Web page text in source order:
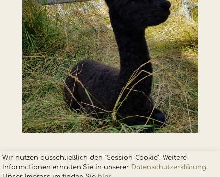
Wir nutzen ausschließlich den "Session-Cookie". Weitere
Informationen erhalten Sie in unserer Datenschutzerklärung.